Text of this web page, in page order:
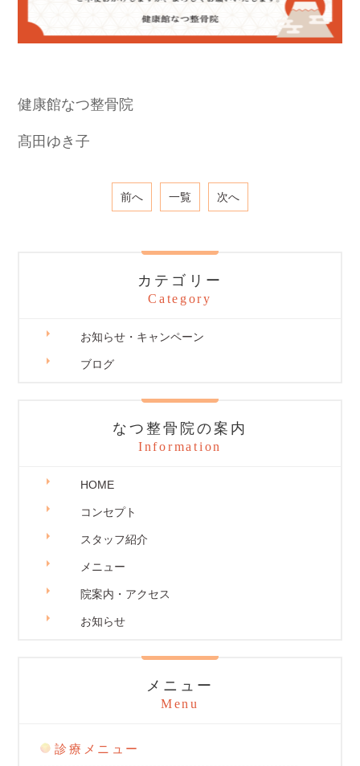
健康館なつ整骨院
髙田ゆき子
前へ 一覧 次へ
カテゴリー
Category
お知らせ・キャンペーン
ブログ
なつ整骨院の案内
Information
HOME
コンセプト
スタッフ紹介
メニュー
院案内・アクセス
お知らせ
メニュー
Menu
診療メニュー